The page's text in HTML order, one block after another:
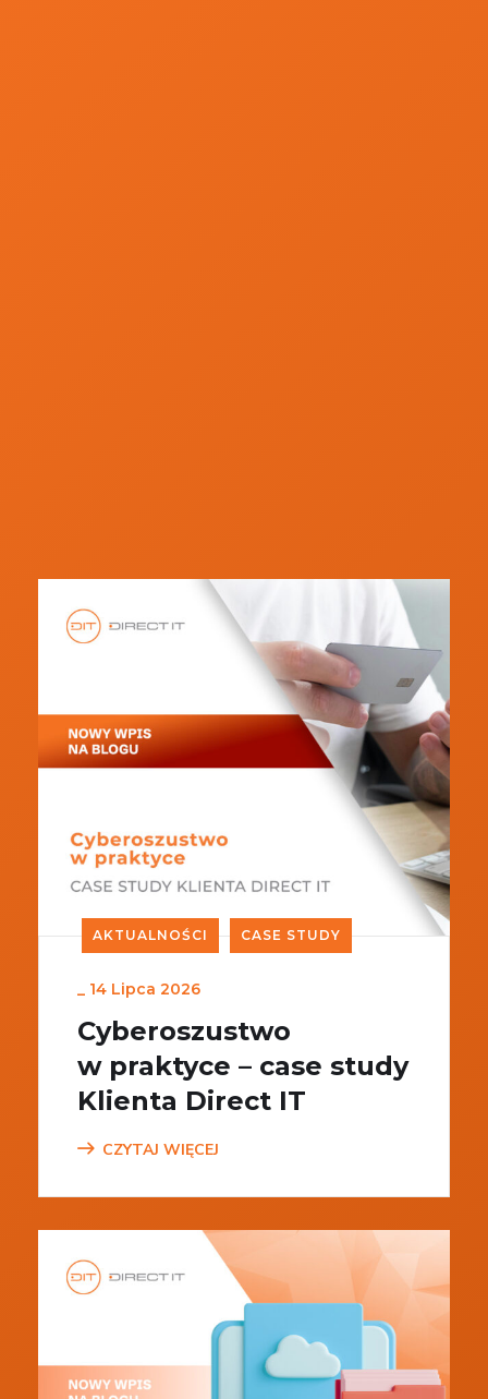
AKTUALNOŚCI CASE STUDY
_ 14 Lipca 2026
Cyberoszustwo
w praktyce – case study
Klienta Direct IT
CZYTAJ WIĘCEJ